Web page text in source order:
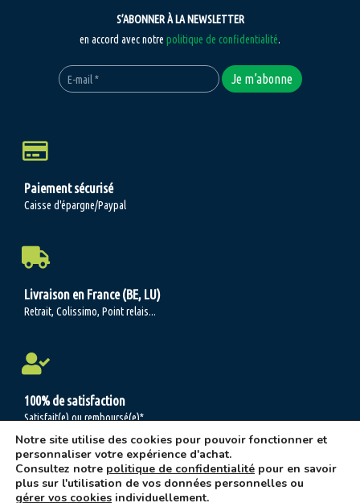
S’ABONNER À LA NEWSLETTER
en accord avec notre politique de confidentialité.
Paiement sécurisé
Caisse d'épargne/Paypal
Livraison en France (BE, LU)
Retrait, Colissimo, Point relais...
100% de satisfaction
Satisfait(e) ou remboursé(e)*
Les jardins 2 demain © 2004-2026 -C.G.V.-Mentions légales/Politique de
Notre site utilise des cookies pour pouvoir fonctionner et
personnaliser votre expérience d'achat.
Consultez notre politique de confidentialité pour en savoir
plus sur l'utilisation de vos données personnelles ou
gérer vos cookies individuellement.